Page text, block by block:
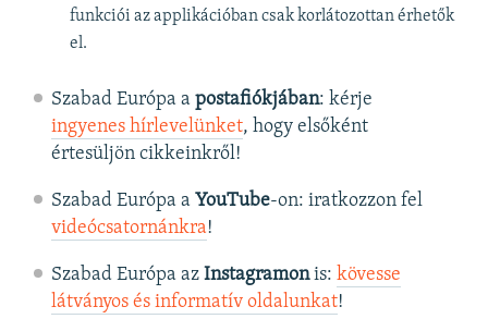
funkciói az applikációban csak korlátozottan érhetők
el.
Szabad Európa a postafiókjában: kérje
ingyenes hírlevelünket, hogy elsőként
értesüljön cikkeinkről!
Szabad Európa a YouTube-on: iratkozzon fel
videócsatornánkra!
Szabad Európa az Instagramonis: kövesse
látványos és informatív oldalunkat! ​